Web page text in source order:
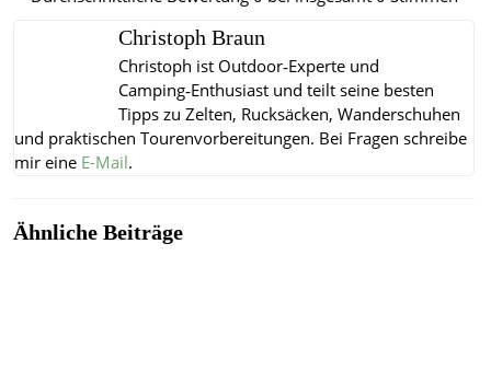
Christoph Braun
Christoph ist Outdoor‑Experte und
Camping‑Enthusiast und teilt seine besten
Tipps zu Zelten, Rucksäcken, Wanderschuhen
und praktischen Tourenvorbereitungen. Bei Fragen schreibe
mir eine E-Mail.
Ähnliche Beiträge